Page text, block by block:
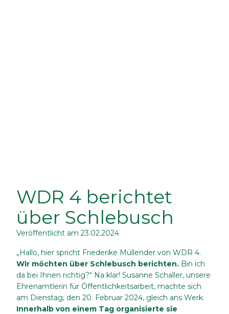
WDR 4 berichtet
über Schlebusch
Veröffentlicht am 23.02.2024
„Hallo, hier spricht Friederike Müllender von WDR 4.
Wir möchten über Schlebusch berichten. Bin ich
da bei Ihnen richtig?“ Na klar! Susanne Schaller, unsere
Ehrenamtlerin für Öffentlichkeitsarbeit, machte sich
am Dienstag, den 20. Februar 2024, gleich ans Werk.
Innerhalb von einem Tag organisierte sie